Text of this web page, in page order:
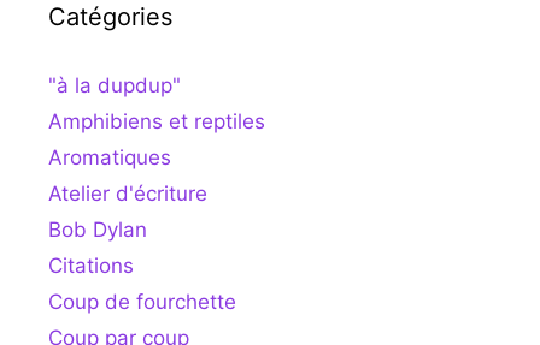
Catégories
"à la dupdup"
Amphibiens et reptiles
Aromatiques
Atelier d'écriture
Bob Dylan
Citations
Coup de fourchette
Coup par coup